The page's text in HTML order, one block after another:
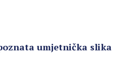
umjetnička slika